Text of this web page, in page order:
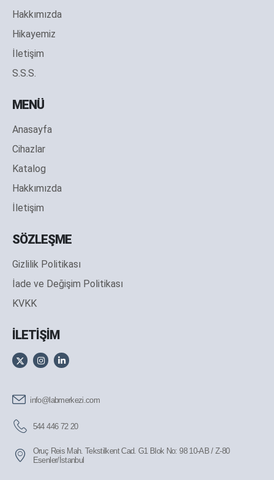
Hakkımızda
Hikayemiz
İletişim
S.S.S.
MENÜ
Anasayfa
Cihazlar
Katalog
Hakkımızda
İletişim
SÖZLEŞME
Gizlilik Politikası
İade ve Değişim Politikası
KVKK
İLETİŞİM
info@labmerkezi.com
544 446 72 20
Oruç Reis Mah. Tekstilkent Cad. G1 Blok No: 98 10-AB / Z-80
Esenler/İstanbul